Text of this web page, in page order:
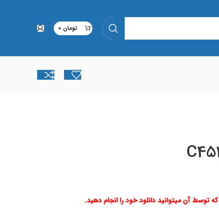
تومان
توسط آن میتوانید دانلود خود را انجام دهید.